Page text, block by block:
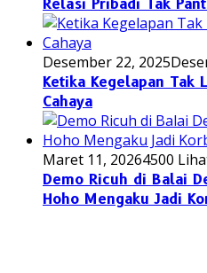
Relasi Pribadi Tak
Desember 22, 2025
Ketika Kegelapan Tak
Cahaya
Maret 11, 20264500
Demo Ricuh di Balai
Hoho Mengaku Jadi